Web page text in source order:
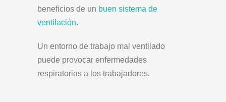
beneficios de un buen sistema de
ventilación.
Un entorno de trabajo mal ventilado
puede provocar enfermedades
respiratorias a los trabajadores.